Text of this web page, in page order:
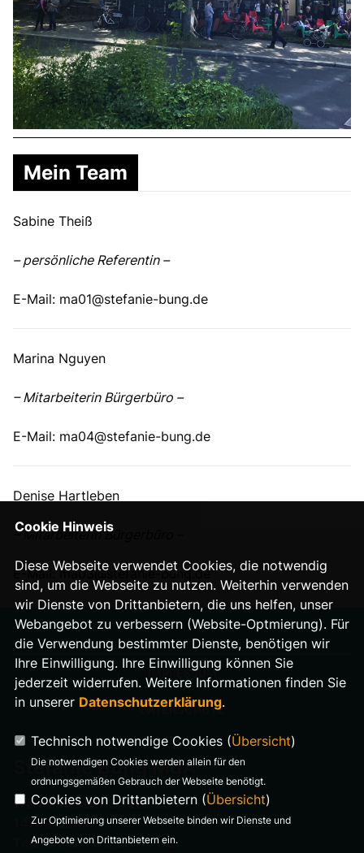
Mein Team
Sabine Theiß
– persönliche Referentin –
E-Mail: ma01@stefanie-bung.de
Marina Nguyen
– Mitarbeiterin Bürgerbüro –
E-Mail: ma04@stefanie-bung.de
Denise Hartleben
– Mitarbeiterin Bürgerbüro –
E-Mail:ma03@stefanie-bung.de
IMPRESSUM
DATENSCHUTZ
Stefanie Bung MdA
Warnemünder Straße 29
14199 Berlin
Telefon: 0176 321 977 18
Cookie Hinweis
Diese Webseite verwendet Cookies, die notwendig
sind, um die Webseite zu nutzen. Weiterhin verwenden
wir Dienste von Drittanbietern, die uns helfen, unser
Webangebot zu verbessern (Website-Optmierung). Für
die Verwendung bestimmter Dienste, benötigen wir
Ihre Einwilligung. Ihre Einwilligung können Sie
jederzeit widerrufen. Weitere Informationen finden Sie
in unserer Datenschutzerklärung.
Technisch notwendige Cookies (Übersicht)
Die notwendigen Cookies werden allein für den
ordnungsgemäßen Gebrauch der Webseite benötigt.
Cookies von Drittanbietern (Übersicht)
Zur Optimierung unserer Webseite binden wir Dienste und
Angebote von Drittanbietern ein.